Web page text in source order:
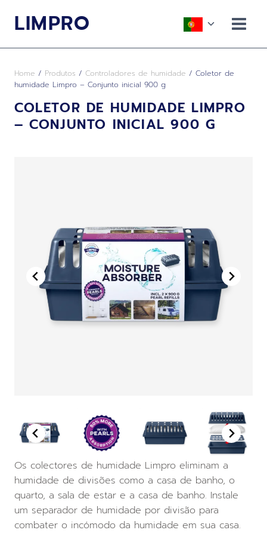
LIMPRO
Toggle
Home / Produtos / Controladores de humidade / Coletor de
humidade Limpro – Conjunto inicial 900 g
COLETOR DE HUMIDADE LIMPRO
– CONJUNTO INICIAL 900 G
Os colectores de humidade Limpro eliminam a
humidade de divisões como a casa de banho, o
quarto, a sala de estar e a casa de banho. Instale
um separador de humidade por divisão para
combater o incómodo da humidade em sua casa.